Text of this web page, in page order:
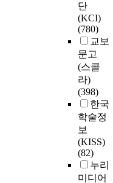
단
(KCI)
(780)
교보
문고
(스콜
라)
(398)
한국
학술정
보
(KISS)
(82)
누리
미디어